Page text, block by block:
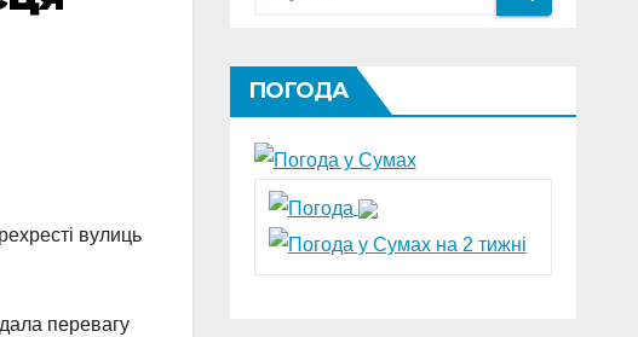
вулиць
перевагу
ПОГОДА